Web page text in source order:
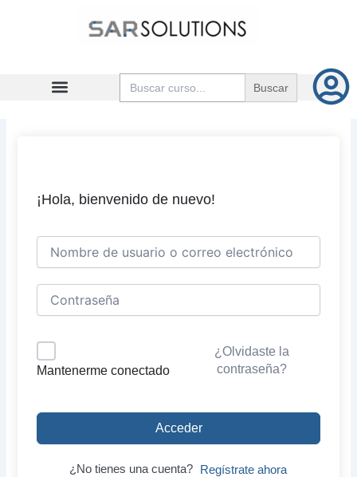
Buscar:
¡Hola, bienvenido de nuevo!
Mantenerme conectado
¿Olvidaste la
contraseña?
Acceder
¿No tienes una cuenta? Regístrate ahora